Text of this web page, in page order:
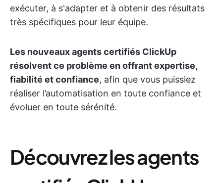
exécuter, à s'adapter et à obtenir des résultats
très spécifiques pour leur équipe.
Les nouveaux agents certifiés ClickUp
résolvent ce problème en offrant expertise,
fiabilité et confiance, afin que vous puissiez
réaliser l’automatisation en toute confiance et
évoluer en toute sérénité.
Découvrez les agents